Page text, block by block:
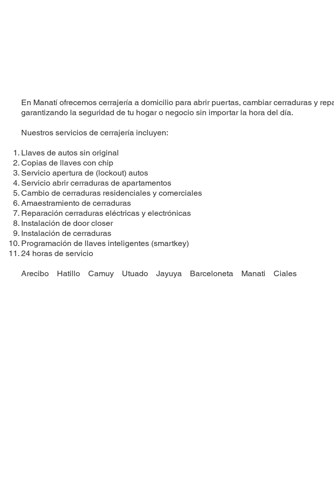
En Manatí ofrecemos cerrajería a domicilio para abrir puertas, cambiar cerraduras y
garantizando la seguridad de tu hogar o negocio sin importar la hora del día.
Nuestros servicios de cerrajería incluyen:
Llaves de autos sin original
Copias de llaves con chip
Servicio apertura de (lockout) autos
Servicio abrir cerraduras de apartamentos
Cambio de cerraduras residenciales y comerciales
Amaestramiento de cerraduras
Reparación cerraduras eléctricas y electrónicas
Instalación de door closer
Instalación de cerraduras
​Programación de llaves inteligentes (smartkey)
24 horas de servicio
Arecibo Hatillo Camuy Utuado Jayuya Barceloneta Manati Ciales